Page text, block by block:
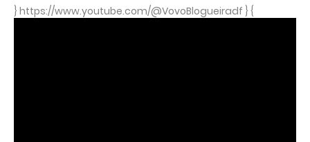
} https://www.youtube.com/@VovoBlogueiradf } {